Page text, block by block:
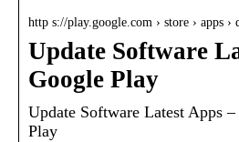
http s://play.google.com › store › apps
Update Software
Google Play
Update Software Latest Apps
Play